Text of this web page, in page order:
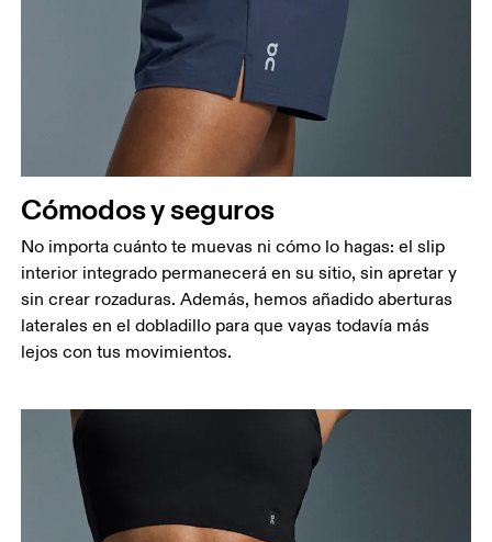
Cómodos y seguros
No importa cuánto te muevas ni cómo lo hagas: el slip
interior integrado permanecerá en su sitio, sin apretar y
sin crear rozaduras. Además, hemos añadido aberturas
laterales en el dobladillo para que vayas todavía más
lejos con tus movimientos.